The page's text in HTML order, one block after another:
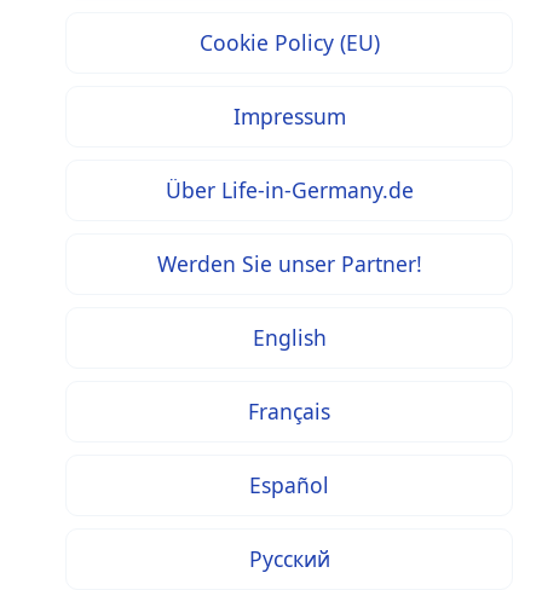
Cookie Policy (EU)
Impressum
Über Life-in-Germany.de
Werden Sie unser Partner!
English
Français
Español
Русский